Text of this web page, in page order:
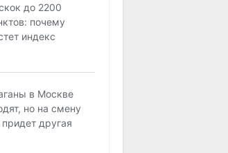
до 2200
почему
индекс
в Москве
но на смену
другая